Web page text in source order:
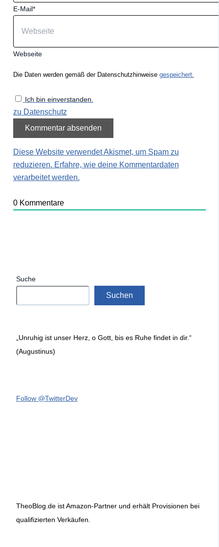
E-Mail*
Webseite
Die Daten werden gemäß der Datenschutzhinweise gespeichert.
Ich bin einverstanden.
zu Datenschutz
Diese Website verwendet Akismet, um Spam zu
reduzieren. Erfahre, wie deine Kommentardaten
verarbeitet werden.
0Kommentare
Suche
Suchen
„Unruhig ist unser Herz, o Gott, bis es Ruhe findet in dir.“
(Augustinus)
Follow @TwitterDev
TheoBlog.de ist Amazon-Partner und erhält Provisionen bei
qualifizierten Verkäufen.